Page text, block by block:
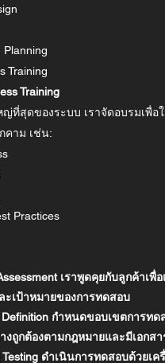
Planning
Training
Training
ที่สุดของระบบ เราจัดอบรมเพื่อ
คาม เช่น:
Practices
เราพูดคุยกับลูกค้าเพื่อ
ะเป้าหมายของการทดสอบ
กำหนดขอบเขตการทด
งถูกต้องตามกฎหมายและมีเอกสา
Testing ดำเนินการทดสอบด้วยเค